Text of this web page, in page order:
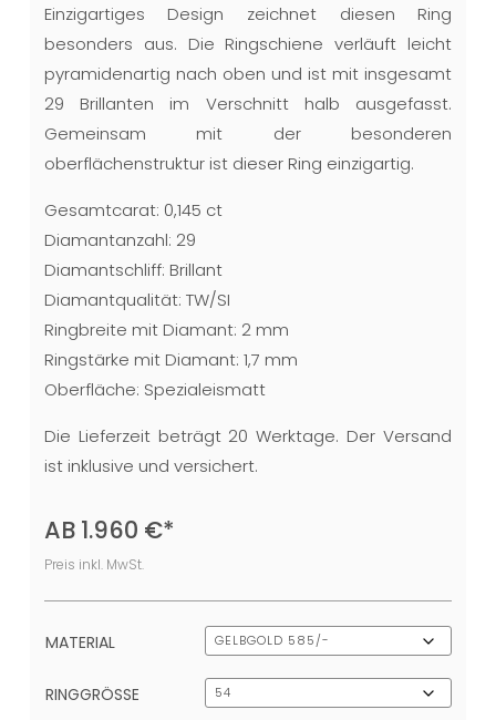
Einzigartiges Design zeichnet diesen Ring
besonders aus. Die Ringschiene verläuft leicht
pyramidenartig nach oben und ist mit insgesamt
29 Brillanten im Verschnitt halb ausgefasst.
Gemeinsam mit der besonderen
oberflächenstruktur ist dieser Ring einzigartig.
Gesamtcarat: 0,145 ct
Diamantanzahl: 29
Diamantschliff: Brillant
Diamantqualität: TW/SI
Ringbreite mit Diamant: 2 mm
Ringstärke mit Diamant: 1,7 mm
Oberfläche: Spezialeismatt
Die Lieferzeit beträgt 20 Werktage. Der Versand
ist inklusive und versichert.
AB 1.960 €*
Preis inkl. MwSt.
MATERIAL
RINGGRÖSSE